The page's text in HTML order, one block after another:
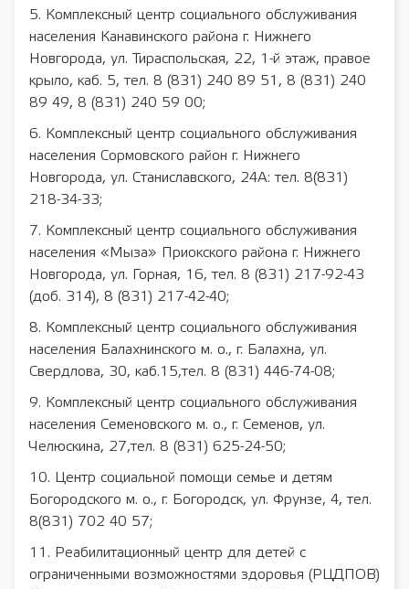
5. Комплексный центр социального обслуживания
населения Канавинского района г. Нижнего
Новгорода, ул. Тираспольская, 22, 1-й этаж, правое
крыло, каб. 5, тел. 8 (831) 240 89 51, 8 (831) 240
89 49, 8 (831) 240 59 00;
6. Комплексный центр социального обслуживания
населения Сормовского район г. Нижнего
Новгорода, ул. Станиславского, 24А: тел. 8(831)
218-34-33;
7. Комплексный центр социального обслуживания
населения «Мыза» Приокского района г. Нижнего
Новгорода, ул. Горная, 16, тел. 8 (831) 217-92-43
(доб. 314), 8 (831) 217-42-40;
8. Комплексный центр социального обслуживания
населения Балахнинского м. о., г. Балахна, ул.
Свердлова, 30, каб.15,тел. 8 (831) 446-74-08;
9. Комплексный центр социального обслуживания
населения Семеновского м. о., г. Семенов, ул.
Челюскина, 27,тел. 8 (831) 625-24-50;
10. Центр социальной помощи семье и детям
Богородского м. о., г. Богородск, ул. Фрунзе, 4, тел.
8(831) 702 40 57;
11. Реабилитационный центр для детей с
ограниченными возможностями здоровья (РЦДПОВ)